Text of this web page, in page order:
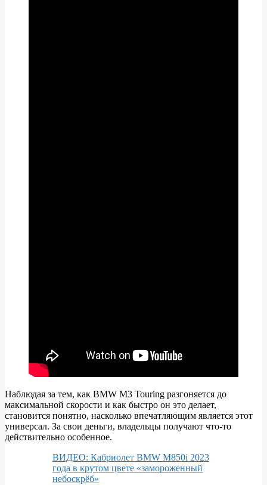
Наблюдая за тем, как BMW M3 Touring разгоняется до
максимальной скорости и как быстро он это делает,
становится понятно, насколько впечатляющим является этот
универсал. За свои деньги, владельцы получают что-то
действительно особенное.
ВИДЕО: Кабриолет BMW M850i ​​2023
года в крутом цвете «замороженный
небоскрёб»